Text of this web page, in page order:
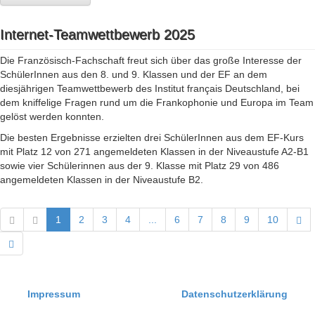
Internet-Teamwettbewerb 2025
Die Französisch-Fachschaft freut sich über das große Interesse der
SchülerInnen aus den 8. und 9. Klassen und der EF an dem
diesjährigen Teamwettbewerb des Institut français Deutschland, bei
dem kniffelige Fragen rund um die Frankophonie und Europa im Team
gelöst werden konnten.
Die besten Ergebnisse erzielten drei SchülerInnen aus dem EF-Kurs
mit Platz 12 von 271 angemeldeten Klassen in der Niveaustufe A2-B1
sowie vier Schülerinnen aus der 9. Klasse mit Platz 29 von 486
angemeldeten Klassen in der Niveaustufe B2.
1 2 3 4 6 7 8 9 10
Impressum Datenschutzerklärung